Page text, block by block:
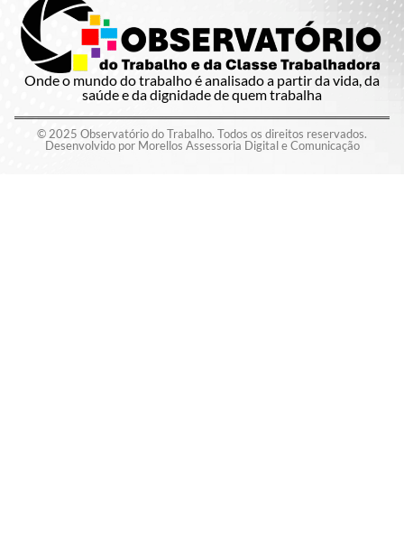
Onde o mundo do trabalho é analisado a partir da vida, da
saúde e da dignidade de quem trabalha
© 2025 Observatório do Trabalho. Todos os direitos reservados.
Desenvolvido por Morellos Assessoria Digital e Comunicação